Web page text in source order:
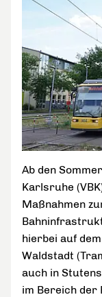
Ab den
Karlsruhe
Maßnahmen
hierbei auf
Waldstadt
auch in
im Bereich